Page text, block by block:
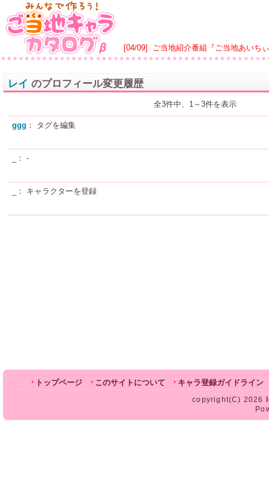
[04/09] ご当地紹介番組『ご当地あいち
レイ のプロフィール変更履歴
全3件中、1～3件を表示
ggg ： タグを編集
_： -
_： キャラクターを登録
トップページ このサイトについて キャラ登録ガイドライン
copyright(C) 2026